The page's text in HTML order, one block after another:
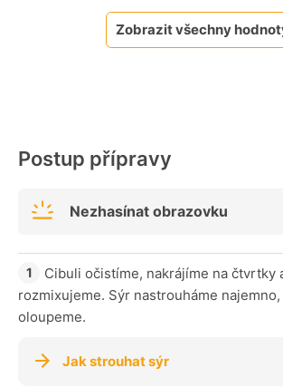
Zobrazit všechny
Postup přípravy
Nezhasínat obrazovku
Cibuli očistíme, nakrájíme na čtvrtky
rozmixujeme. Sýr nastrouháme
oloupeme.
Jak strouhat sýr